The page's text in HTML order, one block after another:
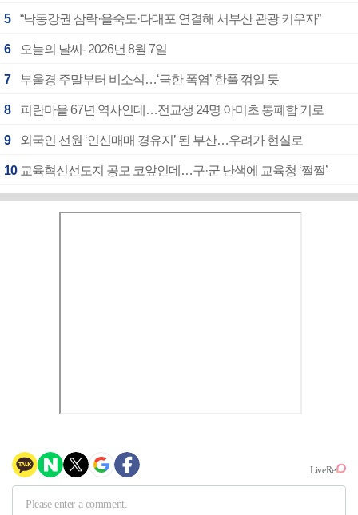
5 “낙동강권 삼락·을숙도·다대포 연결해 서부산 관광 키우자”
6 오늘의 날씨- 2026년 8월 7일
7 부울경 주말부터 비소식…‘극한 폭염’ 한풀 꺾일 듯
8 피란마을 67년 역사인데…전교생 24명 아미초 통폐합 기로
9 외국인 선원 ‘인신매매 경유지’ 된 부산…우려가 현실로
10 교육혁신선도지 공모 코앞인데…구·군 난색에 교육청 ‘쩔쩔’